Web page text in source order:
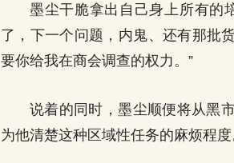
墨尘干脆拿出自己身上所有的
了，下一个问题，内鬼、还有那批
要你给我在商会调查的权力。”
说着的同时，墨尘顺便将从黑
为他清楚这种区域性任务的麻烦程度